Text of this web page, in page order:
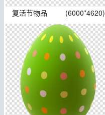
复活节物品 (6000*4620)